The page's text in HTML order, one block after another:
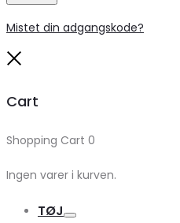
Mistet din adgangskode?
Cart
Shopping Cart 0
Ingen varer i kurven.
TØJ